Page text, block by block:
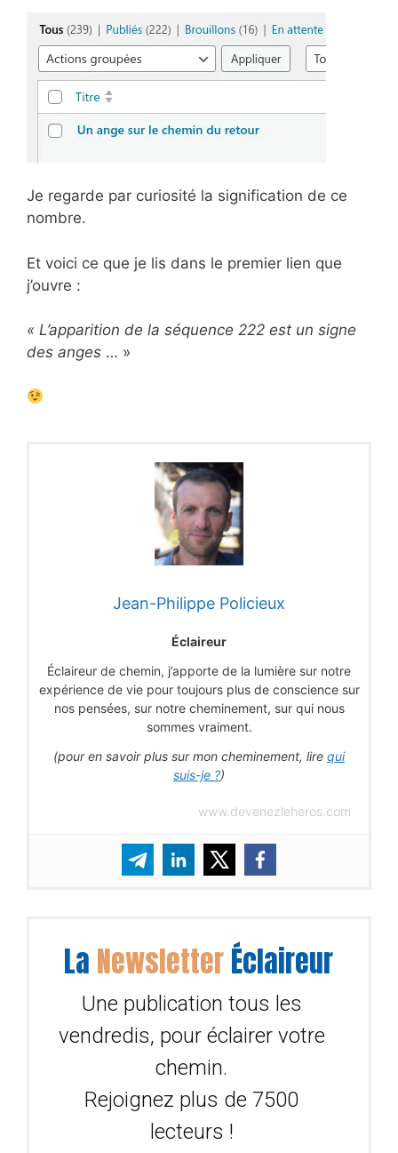
Je regarde par curiosité la signification de ce
nombre.
Et voici ce que je lis dans le premier lien que
j’ouvre :
« L’apparition de la séquence 222 est un signe
des anges … »
Jean-Philippe Policieux
Éclaireur
Éclaireur de chemin, j’apporte de la lumière sur notre
expérience de vie pour toujours plus de conscience sur
nos pensées, sur notre cheminement, sur qui nous
sommes vraiment.
(pour en savoir plus sur mon cheminement, lire qui
suis-je ?)
www.devenezleheros.com
La NewsletterÉclaireur
Une publication tous les
vendredis, pour éclairer votre
chemin.
Rejoignez plus de 7500
lecteurs !